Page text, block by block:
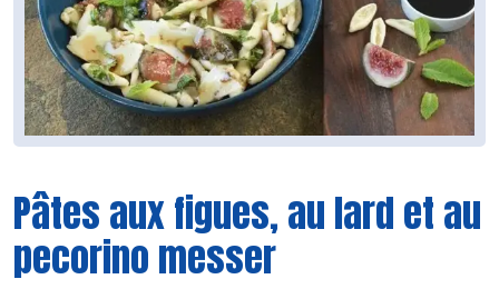
Pâtes aux figues, au lard et au
pecorino messer